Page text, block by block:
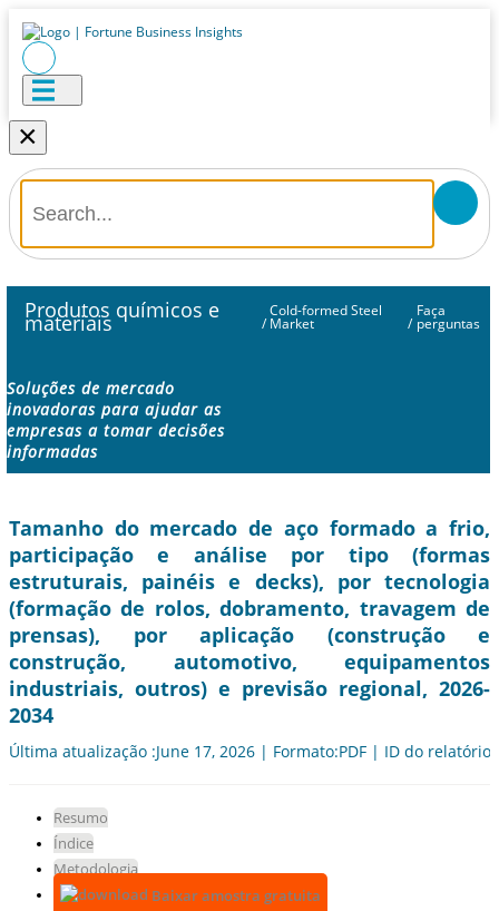
×
Produtos químicos e
materiais /
Cold-formed Steel
Market /
Faça
perguntas
Soluções de mercado
inovadoras para ajudar as
empresas a tomar decisões
informadas
Tamanho do mercado de aço formado a frio,
participação e análise por tipo (formas
estruturais, painéis e decks), por tecnologia
(formação de rolos, dobramento, travagem de
prensas), por aplicação (construção e
construção, automotivo, equipamentos
industriais, outros) e previsão regional, 2026-
2034
Última atualização :June 17, 2026 | Formato:PDF | ID do relatório:
Resumo
Índice
Metodologia
Baixar amostra gratuita